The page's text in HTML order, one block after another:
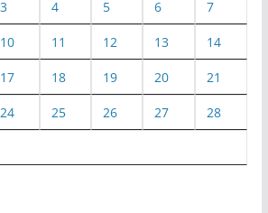
3 4 5 6 7
10 11 12 13 14
17 18 19 20 21
24 25 26 27 28